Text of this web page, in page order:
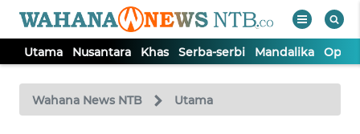
Utama Nusantara Khas Serba-serbi Mandalika Opini
Wahana News NTB Utama
TV
Tutup